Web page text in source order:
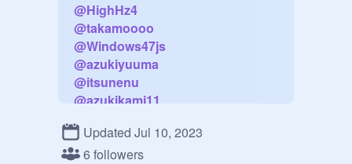
@HighHz4
@takamoooo
@Windows47js
@azukiyuuma
@itsunenu
@azukikami11
@s_pirosuke
@edogawarannpo
Updated Jul 10, 2023
6 followers